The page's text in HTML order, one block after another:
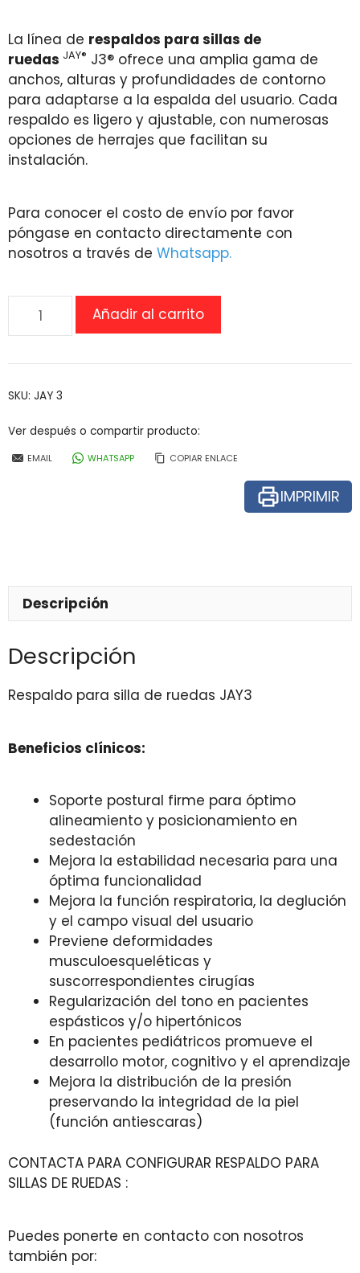
La línea de respaldos para sillas de
ruedas JAY® J3® ofrece una amplia gama de
anchos, alturas y profundidades de contorno
para adaptarse a la espalda del usuario. Cada
respaldo es ligero y ajustable, con numerosas
opciones de herrajes que facilitan su
instalación.
Para conocer el costo de envío por favor
póngase en contacto directamente con
nosotros a través de Whatsapp.
de
JAY3
cantidad
Añadir al carrito
SKU: JAY 3
Ver después o compartir producto:
EMAIL WHATSAPP COPIAR ENLACE
IMPRIMIR
Descripción
Descripción
Respaldo para silla de ruedas JAY3
Beneficios clínicos:
Soporte postural firme para óptimo
alineamiento y posicionamiento en
sedestación
Mejora la estabilidad necesaria para una
óptima funcionalidad
Mejora la función respiratoria, la deglución
y el campo visual del usuario
Previene deformidades
musculoesqueléticas y
suscorrespondientes cirugías
Regularización del tono en pacientes
espásticos y/o hipertónicos
En pacientes pediátricos promueve el
desarrollo motor, cognitivo y el aprendizaje
Mejora la distribución de la presión
preservando la integridad de la piel
(función antiescaras)
CONTACTA PARA CONFIGURAR RESPALDO PARA
SILLAS DE RUEDAS :
Puedes ponerte en contacto con nosotros
también por: